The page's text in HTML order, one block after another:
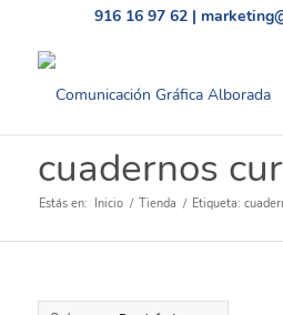
916 16 97 62 |
cuadernos
Estás en: Inicio / Tienda / Etiqueta: